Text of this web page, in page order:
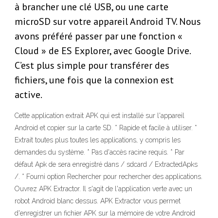
à brancher une clé USB, ou une carte
microSD sur votre appareil Android TV. Nous
avons préféré passer par une fonction «
Cloud » de ES Explorer, avec Google Drive.
C’est plus simple pour transférer des
fichiers, une fois que la connexion est
active.
Cette application extrait APK qui est installé sur l'appareil
Android et copier sur la carte SD. * Rapide et facile à utiliser. *
Extrait toutes plus toutes les applications, y compris les
demandes du système. * Pas d'accès racine requis. * Par
défaut Apk de sera enregistré dans / sdcard / ExtractedApks
/. * Fourni option Rechercher pour rechercher des applications.
Ouvrez APK Extractor. Il s'agit de l'application verte avec un
robot Android blanc dessus. APK Extractor vous permet
d'enregistrer un fichier APK sur la mémoire de votre Android